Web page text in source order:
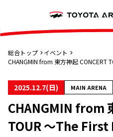
総合トップ
イベント
CHANGMIN from 東方神起 CONCERT
2025.12.7(日) MAIN ARENA
CHANGMIN from
TOUR 〜The